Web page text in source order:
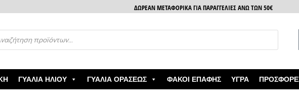
ΔΩΡΕΑΝ ΜΕΤΑΦΟΡΙΚΑ ΓΙΑ ΠΑΡΑΓΓΕΛΙΕΣ ΑΝΩ ΤΩΝ 50€
ΓΥΑΛΙΆ ΗΛΊΟΥ ΓΥΑΛΙΆ ΟΡΆΣΕΩΣ ΦΑΚΟΊ ΕΠΑΦΉΣ ΥΓΡΆ